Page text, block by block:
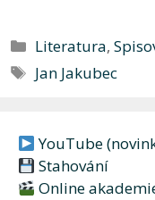
Rubriky
Literatura,
Štítky
Jan Jakubec
YouTube
Stahování
Online